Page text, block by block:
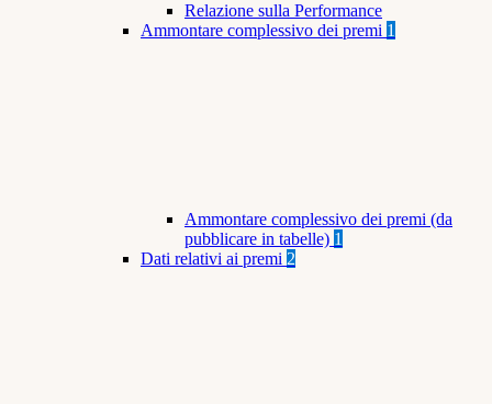
Relazione sulla Performance
Ammontare complessivo dei premi 1
Ammontare complessivo dei premi (da
pubblicare in tabelle) 1
Dati relativi ai premi 2